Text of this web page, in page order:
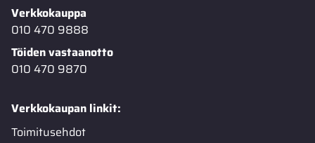
Verkkokauppa
010 470 9888
Töiden vastaanotto
010 470 9870
Verkkokaupan linkit:
Toimitusehdot